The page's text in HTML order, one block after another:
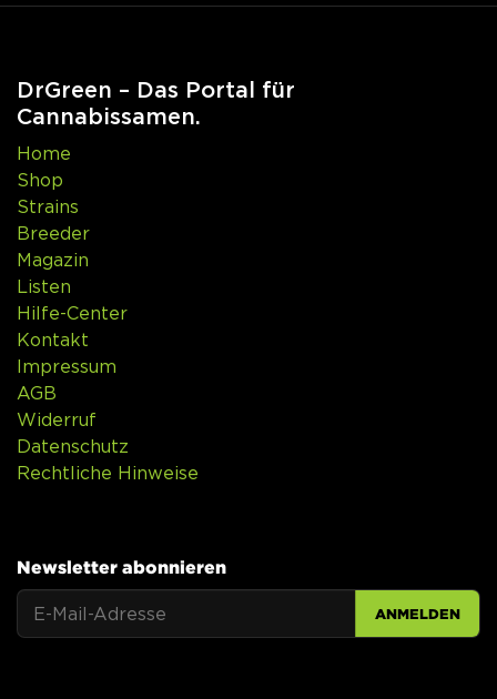
DrGreen – Das Portal für
Cannabissamen.
Home
Shop
Strains
Breeder
Magazin
Listen
Hilfe-Center
Kontakt
Impressum
AGB
Widerruf
Datenschutz
Rechtliche Hinweise
Newsletter abonnieren
ANMELDEN